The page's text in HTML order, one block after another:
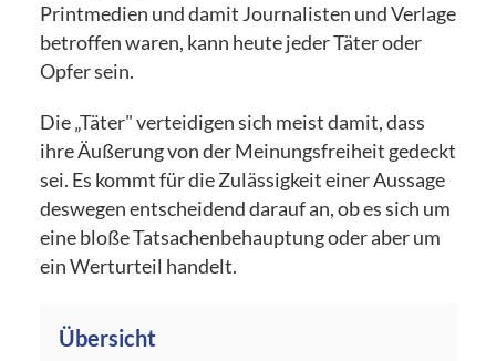
Printmedien und damit Journalisten und Verlage
betroffen waren, kann heute jeder Täter oder
Opfer sein.
Die „Täter" verteidigen sich meist damit, dass
ihre Äußerung von der Meinungsfreiheit gedeckt
sei. Es kommt für die Zulässigkeit einer Aussage
deswegen entscheidend darauf an, ob es sich um
eine bloße Tatsachenbehauptung oder aber um
ein Werturteil handelt.
Übersicht